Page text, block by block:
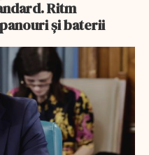
Ritm
și baterii